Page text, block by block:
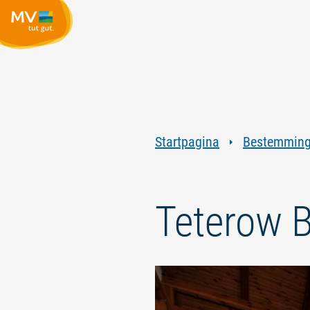
Startpagina
Teterow